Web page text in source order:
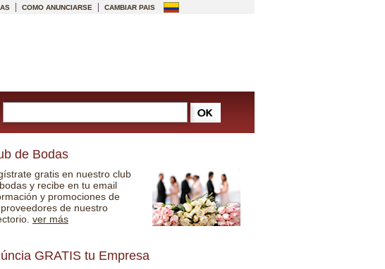
COMO ANUNCIARSE CAMBIAR PAIS
de Bodas
gratis en nuestro club
y recibe en tu email
y promociones de
de nuestro
ver más
GRATIS tu Empresa